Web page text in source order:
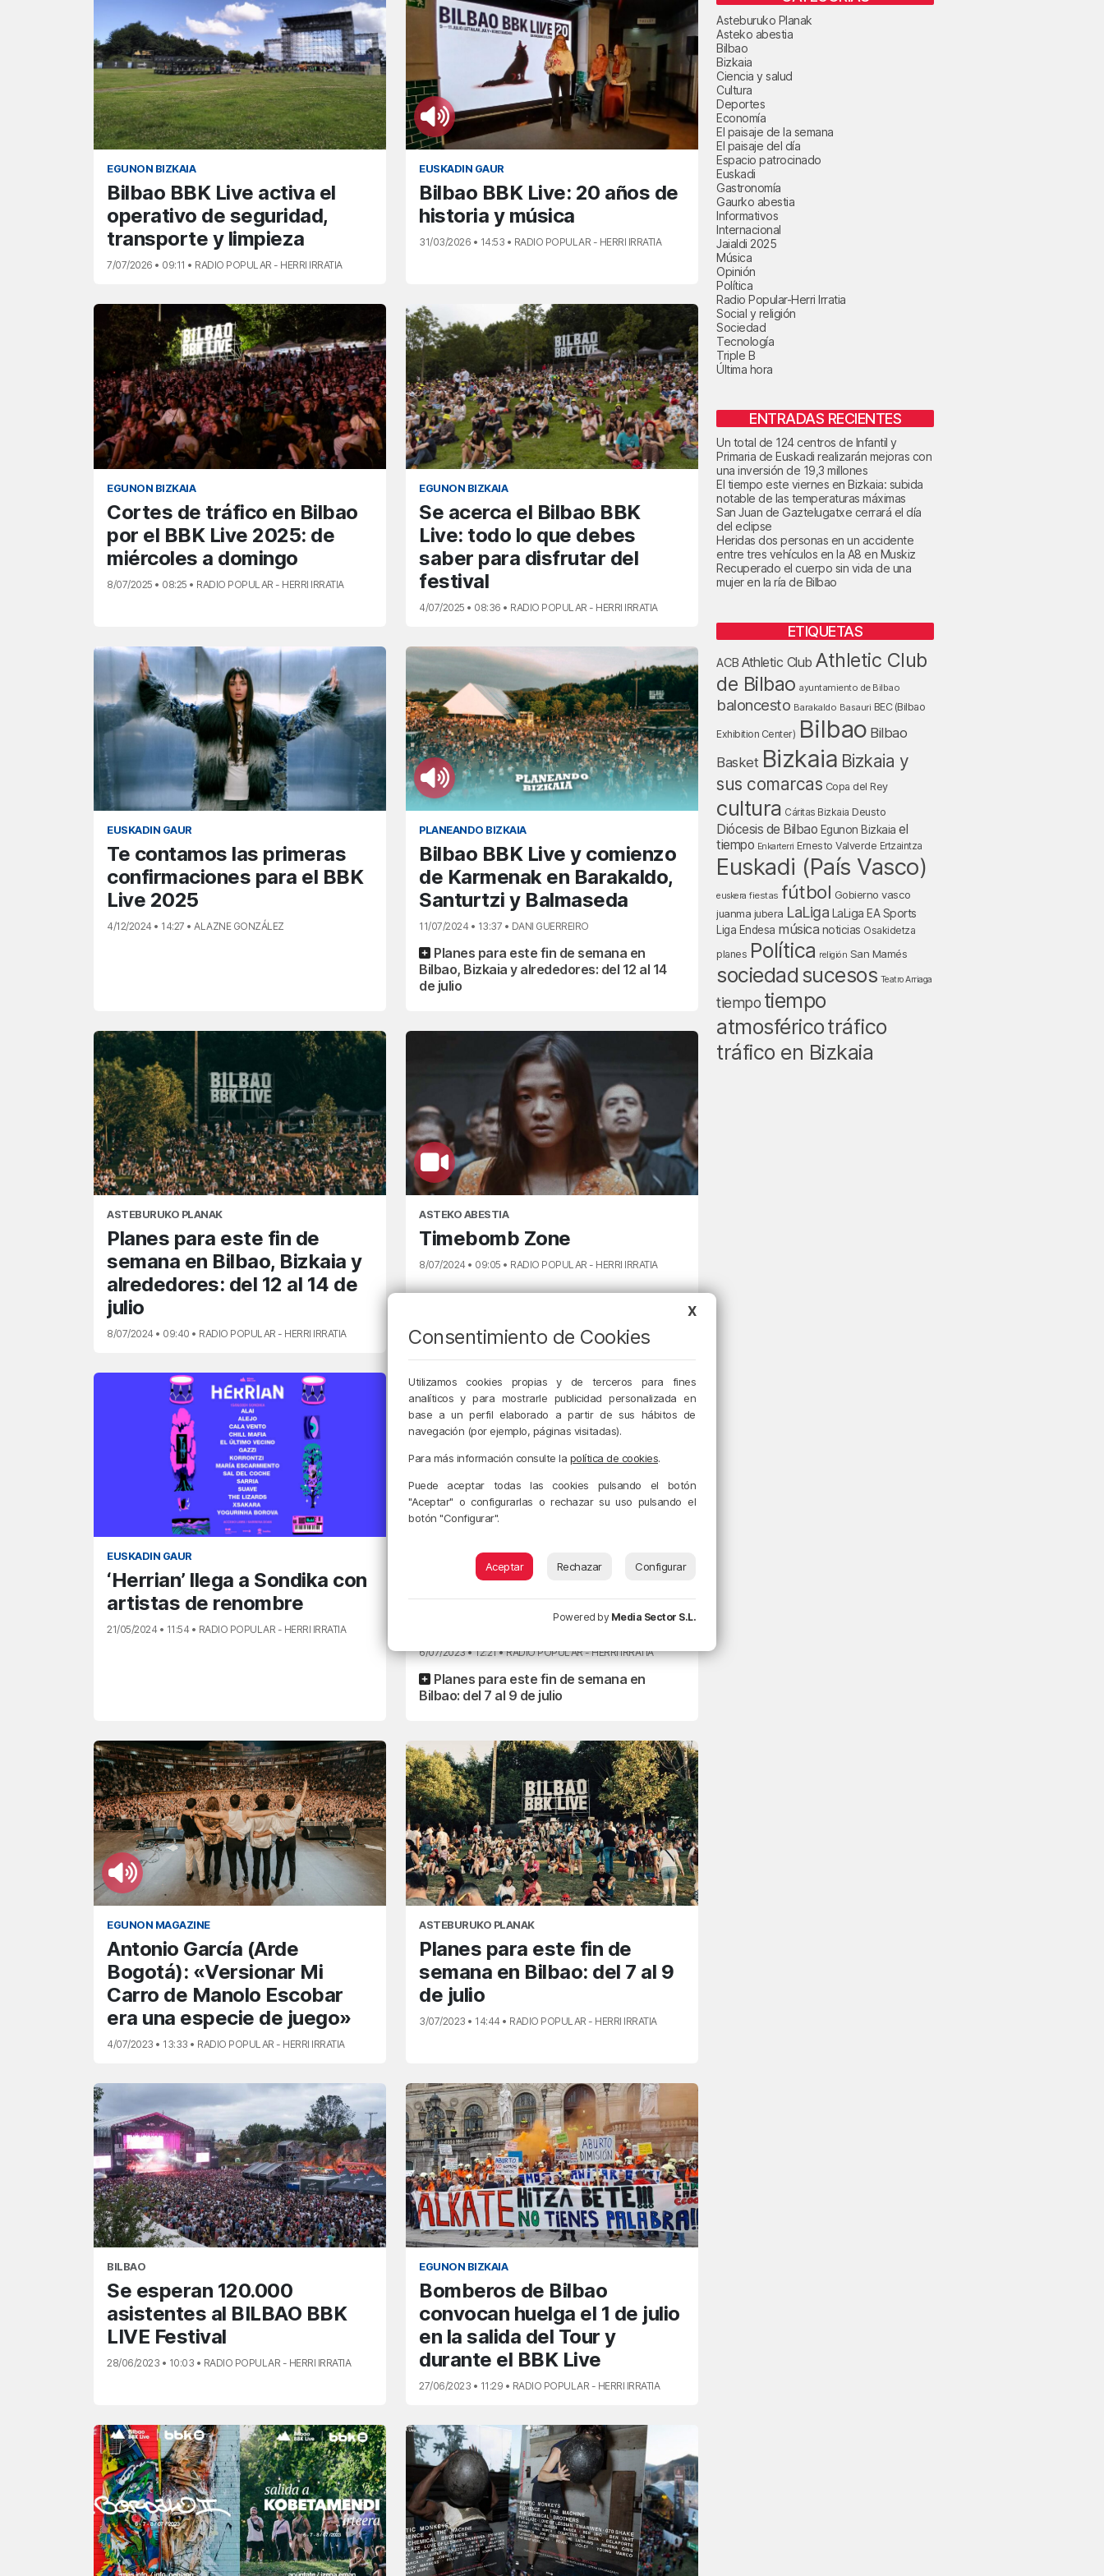
EGUNON BIZKAIA
Bilbao BBK Live activa el
operativo de seguridad,
transporte y limpieza
7/07/2026 • 09:11 • RADIO POPULAR - HERRI IRRATIA
EUSKADIN GAUR
Bilbao BBK Live: 20 años de
historia y música
31/03/2026 • 14:53 • RADIO POPULAR - HERRI IRRATIA
EGUNON BIZKAIA
Cortes de tráfico en Bilbao
por el BBK Live 2025: de
miércoles a domingo
8/07/2025 • 08:25 • RADIO POPULAR - HERRI IRRATIA
EGUNON BIZKAIA
Se acerca el Bilbao BBK
Live: todo lo que debes
saber para disfrutar del
festival
4/07/2025 • 08:36 • RADIO POPULAR - HERRI IRRATIA
EUSKADIN GAUR
Te contamos las primeras
confirmaciones para el BBK
Live 2025
4/12/2024 • 14:27 • ALAZNE GONZÁLEZ
PLANEANDO BIZKAIA
Bilbao BBK Live y comienzo
de Karmenak en Barakaldo,
Santurtzi y Balmaseda
11/07/2024 • 13:37 • DANI GUERREIRO
Planes para este fin de semana en
Bilbao, Bizkaia y alrededores: del 12 al 14
de julio
ASTEBURUKO PLANAK
Planes para este fin de
semana en Bilbao, Bizkaia y
alrededores: del 12 al 14 de
julio
8/07/2024 • 09:40 • RADIO POPULAR - HERRI IRRATIA
ASTEKO ABESTIA
Timebomb Zone
8/07/2024 • 09:05 • RADIO POPULAR - HERRI IRRATIA
EUSKADIN GAUR
‘Herrian’ llega a Sondika con
artistas de renombre
21/05/2024 • 11:54 • RADIO POPULAR - HERRI IRRATIA
PLANEANDO BIZKAIA
Este fin de semana: Bilbao
BBK Live y Mójate-Busti
6/07/2023 • 12:21 • RADIO POPULAR - HERRI IRRATIA
Planes para este fin de semana en
Bilbao: del 7 al 9 de julio
EGUNON MAGAZINE
Antonio García (Arde
Bogotá): «Versionar Mi
Carro de Manolo Escobar
era una especie de juego»
4/07/2023 • 13:33 • RADIO POPULAR - HERRI IRRATIA
ASTEBURUKO PLANAK
Planes para este fin de
semana en Bilbao: del 7 al 9
de julio
3/07/2023 • 14:44 • RADIO POPULAR - HERRI IRRATIA
BILBAO
Se esperan 120.000
asistentes al BILBAO BBK
LIVE Festival
28/06/2023 • 10:03 • RADIO POPULAR - HERRI IRRATIA
EGUNON BIZKAIA
Bomberos de Bilbao
convocan huelga el 1 de julio
en la salida del Tour y
durante el BBK Live
27/06/2023 • 11:29 • RADIO POPULAR - HERRI IRRATIA
Asteburuko Planak
Asteko abestia
Bilbao
Bizkaia
Ciencia y salud
Cultura
Deportes
Economía
El paisaje de la semana
El paisaje del día
Espacio patrocinado
Euskadi
Gastronomía
Gaurko abestia
Informativos
Internacional
Jaialdi 2025
Música
Opinión
Política
Radio Popular-Herri Irratia
Social y religión
Sociedad
Tecnología
Triple B
Última hora
ENTRADAS RECIENTES
Un total de 124 centros de Infantil y
Primaria de Euskadi realizarán mejoras con
una inversión de 19,3 millones
El tiempo este viernes en Bizkaia: subida
notable de las temperaturas máximas
San Juan de Gaztelugatxe cerrará el día
del eclipse
Heridas dos personas en un accidente
entre tres vehículos en la A8 en Muskiz
Recuperado el cuerpo sin vida de una
mujer en la ría de Bilbao
ETIQUETAS
ACB Athletic Club Athletic Club
de Bilbao ayuntamiento de Bilbao
baloncesto Barakaldo Basauri BEC (Bilbao
Exhibition Center) Bilbao Bilbao
Basket Bizkaia Bizkaia y
sus comarcas Copa del Rey
cultura Cáritas Bizkaia Deusto
Diócesis de Bilbao Egunon Bizkaia el
tiempo Enkarterri Ernesto Valverde Ertzaintza
Euskadi (País Vasco)
euskera fiestas fútbol Gobierno vasco
juanma jubera LaLiga LaLiga EA Sports
Liga Endesa música noticias Osakidetza
planes Política religión San Mamés
sociedad sucesos Teatro Arriaga
tiempo tiempo
atmosféricotráfico
tráfico en Bizkaia
X
Consentimiento de Cookies
Utilizamos cookies propias y de terceros para fines
analíticos y para mostrarle publicidad personalizada en
base a un perfil elaborado a partir de sus hábitos de
navegación (por ejemplo, páginas visitadas).
Para más información consulte la política de cookies.
Puede aceptar todas las cookies pulsando el botón
"Aceptar" o configurarlas o rechazar su uso pulsando el
botón "Configurar".
Aceptar Rechazar Configurar
Powered by Media Sector S.L.